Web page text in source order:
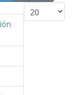
Cantidad a